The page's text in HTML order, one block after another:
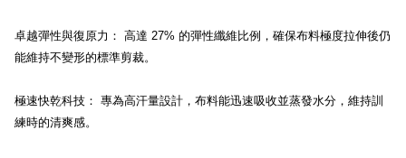
卓越彈性與復原力： 高達 27% 的彈性纖維比例，確保布料極度拉伸後仍
能維持不變形的標準剪裁。
極速快乾科技： 專為高汗量設計，布料能迅速吸收並蒸發水分，維持訓
練時的清爽感。